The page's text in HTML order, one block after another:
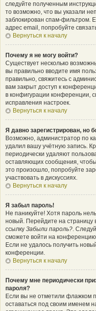
следуйте полученным
то возможно, что вы указали
заблокирован спам-фильтром.
адрес email, попробуйте
Вернуться к началу
Почему я не могу войти?
Существует несколько
вы правильно вводите имя
правильно, свяжитесь с
вам закрыт доступ к
в конфигурации конференции,
исправления настроек.
Вернуться к началу
Я давно зарегистрирован, но
Возможно, администратор по
удалил вашу учётную запись.
периодически удаляют
оставляющих сообщения,
это произошло, попробуйте
участвовать в дискуссиях.
Вернуться к началу
Я забыл пароль!
Не паникуйте! Хотя пароль
новый. Перейдите на
ссылку Забыли пароль?.
сможете войти на
Если не удалось получить
конференции.
Вернуться к началу
Почему мне периодически
пароля?
Если вы не отметили флажком
оставаться под своим именем